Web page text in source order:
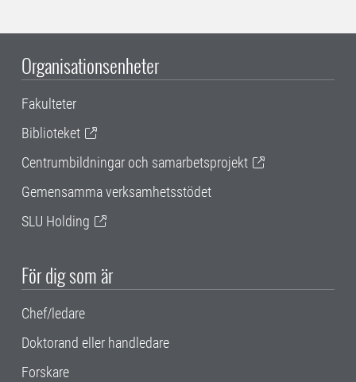
Organisationsenheter
Fakulteter
Biblioteket
Centrumbildningar och samarbetsprojekt
Gemensamma verksamhetsstödet
SLU Holding
För dig som är
Chef/ledare
Doktorand eller handledare
Forskare